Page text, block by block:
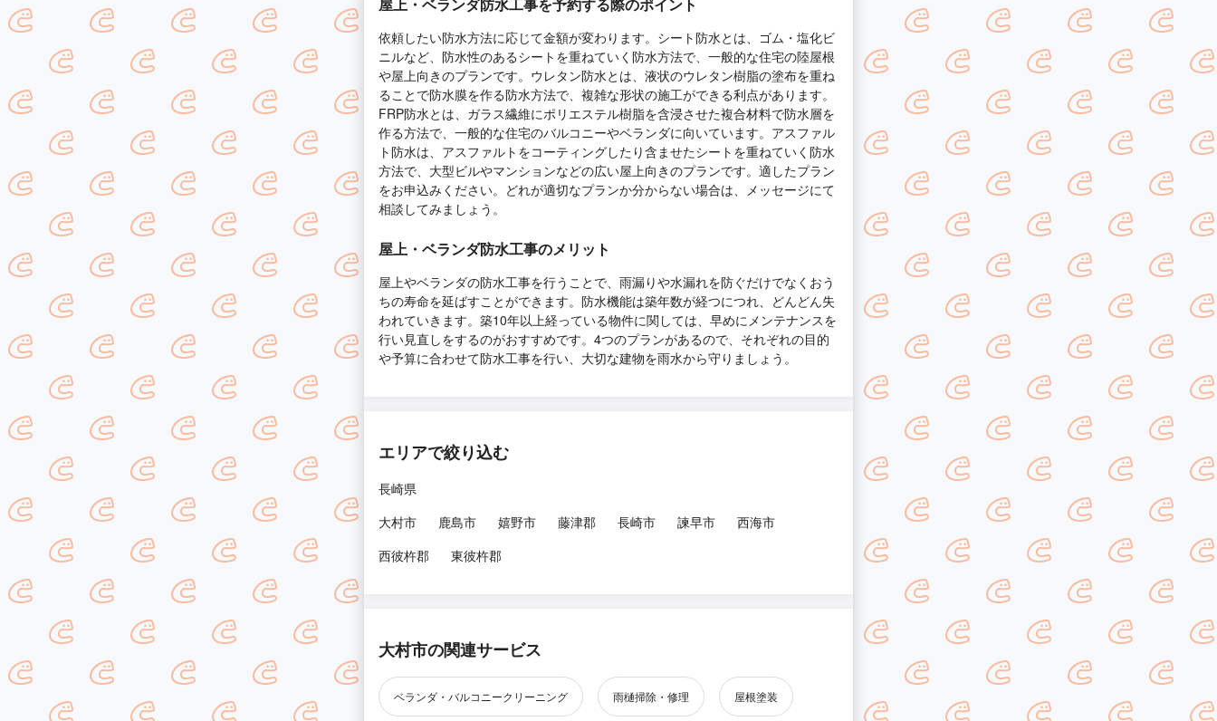
屋上・ベランダ防水工事を予約する際のポイント
依頼したい防水方法に応じて金額が変わります。シート防水とは、ゴム・塩化ビ
ニルなど、防水性のあるシートを重ねていく防水方法で、一般的な住宅の陸屋根
や屋上向きのプランです。ウレタン防水とは、液状のウレタン樹脂の塗布を重ね
ることで防水膜を作る防水方法で、複雑な形状の施工ができる利点があります。
FRP防水とは、ガラス繊維にポリエステル樹脂を含浸させた複合材料で防水層を
作る方法で、一般的な住宅のバルコニーやベランダに向いています。アスファル
ト防水は、アスファルトをコーティングしたり含ませたシートを重ねていく防水
方法で、大型ビルやマンションなどの広い屋上向きのプランです。適したプラン
をお申込みください。どれが適切なプランか分からない場合は、メッセージにて
相談してみましょう。
屋上・ベランダ防水工事のメリット
屋上やベランダの防水工事を行うことで、雨漏りや水漏れを防ぐだけでなくおう
ちの寿命を延ばすことができます。防水機能は築年数が経つにつれ、どんどん失
われていきます。築10年以上経っている物件に関しては、早めにメンテナンスを
行い見直しをするのがおすすめです。4つのプランがあるので、それぞれの目的
や予算に合わせて防水工事を行い、大切な建物を雨水から守りましょう。
エリアで絞り込む
長崎県
大村市
鹿島市 嬉野市 藤津郡 長崎市 諫早市
西海市
西彼杵郡
東彼杵郡
大村市の関連サービス
ベランダ・バルコニークリーニング 雨樋掃除・修理 屋根塗装